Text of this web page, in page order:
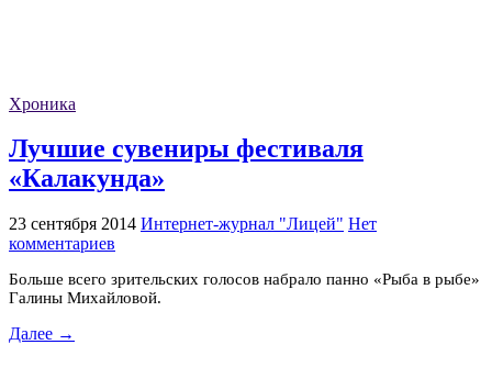
Хроника
Лучшие сувениры фестиваля
«Калакунда»
23 сентября 2014 Интернет-журнал "Лицей" Нет
комментариев
Больше всего зрительских голосов набрало панно «Рыба в рыбе»
Галины Михайловой.
Далее →